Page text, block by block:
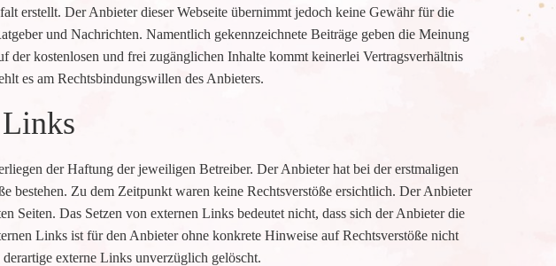
erstellt. Der Anbieter dieser Webseite übernimmt jedoch keine Gewähr für die
und Nachrichten. Namentlich gekennzeichnete Beiträge geben die Meinung
kostenlosen und frei zugänglichen Inhalte kommt keinerlei Vertragsverhältnis
es am Rechtsbindungswillen des Anbieters.
der Haftung der jeweiligen Betreiber. Der Anbieter hat bei der erstmaligen
bestehen. Zu dem Zeitpunkt waren keine Rechtsverstöße ersichtlich. Der Anbieter
Das Setzen von externen Links bedeutet nicht, dass sich der Anbieter die
Links ist für den Anbieter ohne konkrete Hinweise auf Rechtsverstöße nicht
externe Links unverzüglich gelöscht.